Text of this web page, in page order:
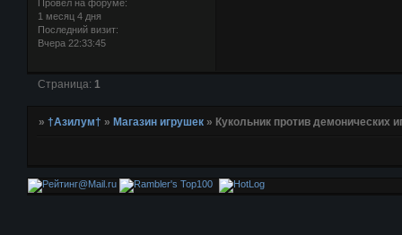
Провел на форуме:
1 месяц 4 дня
Последний визит:
Вчера 22:33:45
Страница: 1
»†Азилум† » Магазин игрушек » Кукольник против демонических